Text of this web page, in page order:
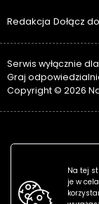
Redakcja Dołącz
Serwis wyłącznie
Graj
Copyright © 2026
Na tej
je w